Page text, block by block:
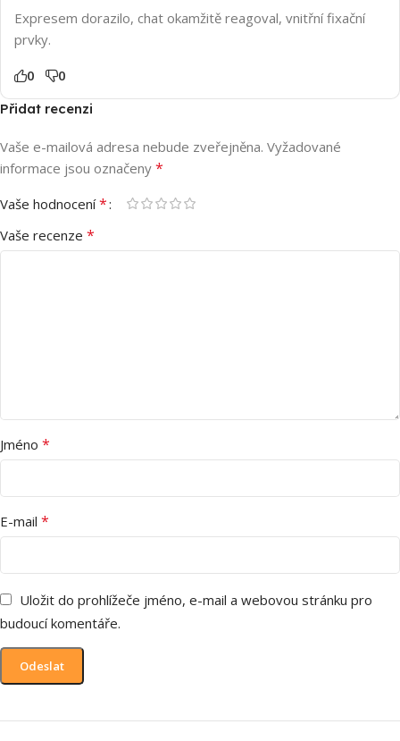
Expresem dorazilo, chat okamžitě reagoval, vnitřní fixační
prvky.
0 0
Přidat recenzi
Vaše e-mailová adresa nebude zveřejněna. Vyžadované
informace jsou označeny *
Vaše hodnocení*
Vaše recenze *
Jméno *
E-mail *
Uložit do prohlížeče jméno, e-mail a webovou stránku pro
budoucí komentáře.